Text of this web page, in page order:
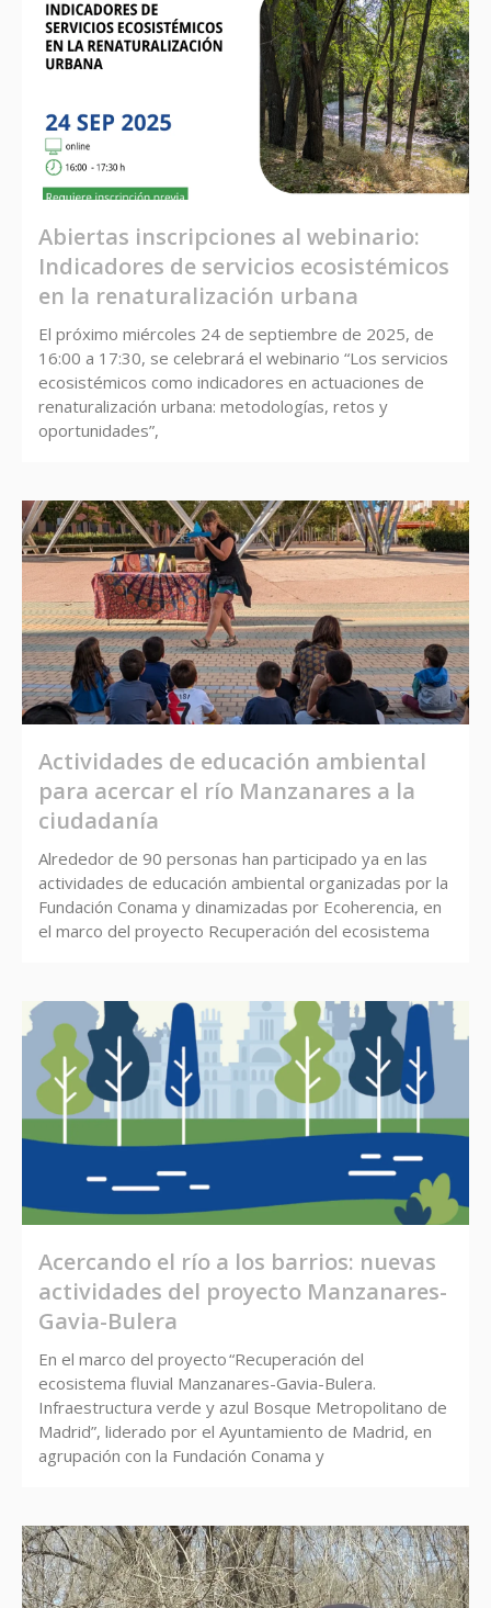
Abiertas inscripciones al webinario:
Indicadores de servicios ecosistémicos
en la renaturalización urbana
El próximo miércoles 24 de septiembre de 2025, de
16:00 a 17:30, se celebrará el webinario “Los servicios
ecosistémicos como indicadores en actuaciones de
renaturalización urbana: metodologías, retos y
oportunidades”,
Actividades de educación ambiental
para acercar el río Manzanares a la
ciudadanía
Alrededor de 90 personas han participado ya en las
actividades de educación ambiental organizadas por la
Fundación Conama y dinamizadas por Ecoherencia, en
el marco del proyecto Recuperación del ecosistema
Acercando el río a los barrios: nuevas
actividades del proyecto Manzanares-
Gavia-Bulera
En el marco del proyecto “Recuperación del
ecosistema fluvial Manzanares-Gavia-Bulera.
Infraestructura verde y azul Bosque Metropolitano de
Madrid”, liderado por el Ayuntamiento de Madrid, en
agrupación con la Fundación Conama y